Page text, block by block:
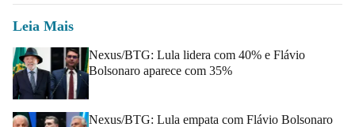
Leia Mais
Nexus/BTG: Lula lidera com 40% e Flávio
Bolsonaro aparece com 35%
Nexus/BTG: Lula empata com Flávio Bolsonaro